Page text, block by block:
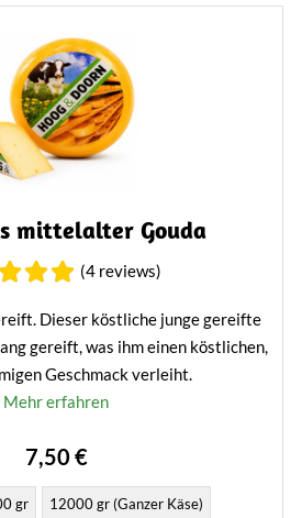
mittelalter Gouda
(4 reviews)
Dieser köstliche junge gereifte
gereift, was ihm einen köstlichen,
Geschmack verleiht.
Mehr erfahren
7,50 €
gr 12000 gr (Ganzer Käse)